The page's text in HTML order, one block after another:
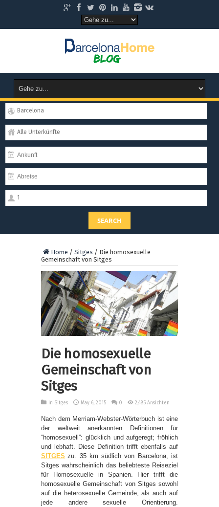
Barcelona
Alle Unterkünfte
1
SEARCH
Home / Sitges / Die homosexuelle
Gemeinschaft von Sitges
Die homosexuelle
Gemeinschaft von
Sitges
in Sitges May 6, 2015 0 2,485 Ansichten
Nach dem Merriam-Webster-Wörterbuch ist eine
der weltweit anerkannten Definitionen für
“homosexuell”: glücklich und aufgeregt; fröhlich
und lebhaft. Diese Definition trifft ebenfalls auf
SITGES zu. 35 km südlich von Barcelona, ist
Sitges wahrscheinlich das beliebteste Reiseziel
für Homosexuelle in Spanien. Hier trifft die
homosexuelle Gemeinschaft von Sitges sowohl
auf die heterosexuelle Gemeinde, als auch auf
jede andere sexuelle Orientierung.